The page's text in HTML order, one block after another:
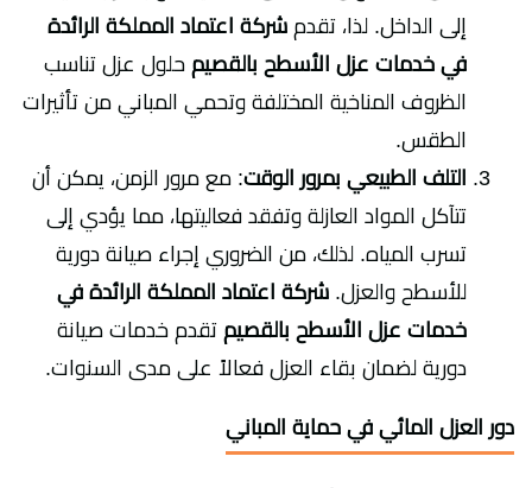
إلى الداخل. لذا، تقدم شركة اعتماد المملكة الرائدة
في خدمات عزل الأسطح بالقصيم حلول عزل تناسب
الظروف المناخية المختلفة وتحمي المباني من تأثيرات
الطقس.
التلف الطبيعي بمرور الوقت: مع مرور الزمن، يمكن أن
تتآكل المواد العازلة وتفقد فعاليتها، مما يؤدي إلى
تسرب المياه. لذلك، من الضروري إجراء صيانة دورية
للأسطح والعزل. شركة اعتماد المملكة الرائدة في
خدمات عزل الأسطح بالقصيم تقدم خدمات صيانة
دورية لضمان بقاء العزل فعالاً على مدى السنوات.
دور العزل المائي في حماية المباني